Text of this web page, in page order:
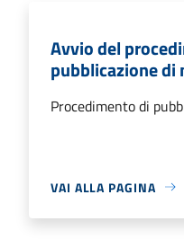
Avvio del
pubblicazione
Procedimento di
VAI ALLA PAGINA